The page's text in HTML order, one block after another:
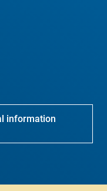
information